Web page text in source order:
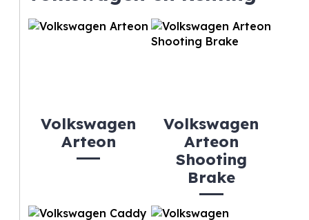
Volkswagen
Arteon
Volkswagen
Arteon
Shooting
Brake